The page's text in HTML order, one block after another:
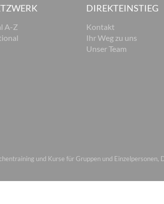
A-Z
DIREKTEINSTIEG
Kontakt
Ihr Weg zu uns
Unser Team
und Kurse für Gruppen und